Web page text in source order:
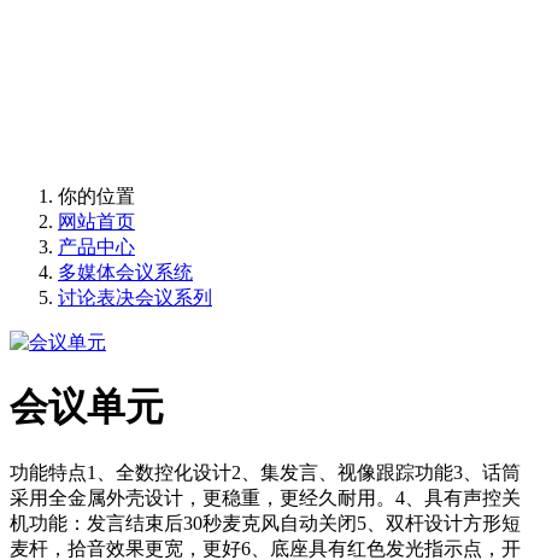
你的位置
网站首页
产品中心
多媒体会议系统
讨论表决会议系列
会议单元
功能特点1、全数控化设计2、集发言、视像跟踪功能3、话筒
采用全金属外壳设计，更稳重，更经久耐用。4、具有声控关
机功能：发言结束后30秒麦克风自动关闭5、双杆设计方形短
麦杆，拾音效果更宽，更好6、底座具有红色发光指示点，开